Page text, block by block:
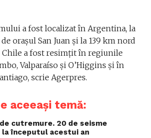
a fost localizat în Argentina, la
oraşul San Juan şi la 139 km nord
Chile a fost resimţit în regiunile
Valparaíso şi O’Higgins şi în
scrie Agerpres.
aceeași temă:
cutremure. 20 de seisme
începutul acestui an